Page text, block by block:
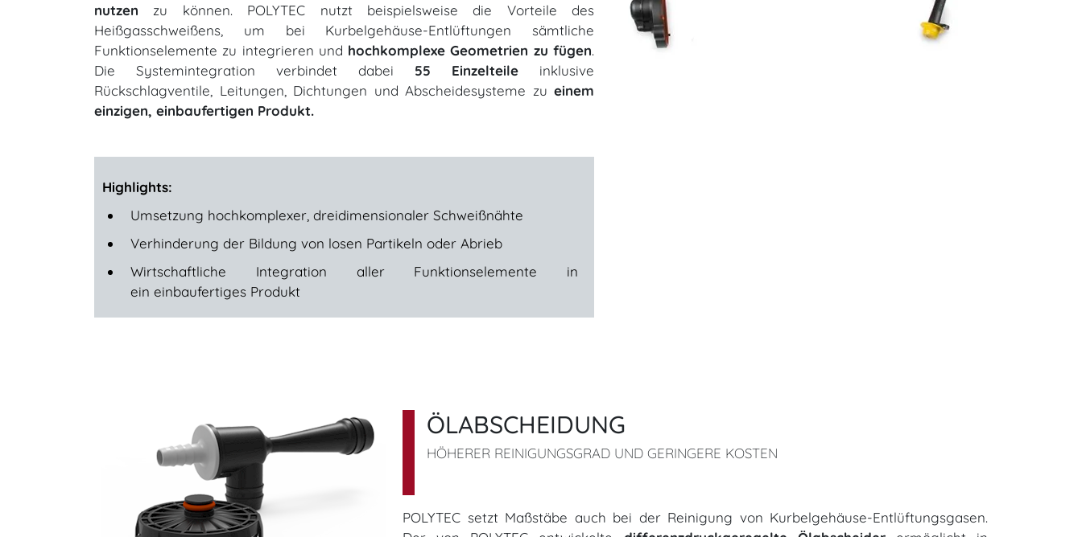
nutzen zu können. POLYTEC nutzt beispielsweise die Vorteile des
Heißgasschweißens, um bei Kurbelgehäuse-Entlüftungen sämtliche
Funktionselemente zu integrieren und hochkomplexe Geometrien zu fügen.
Die Systemintegration verbindet dabei 55 Einzelteile inklusive
Rückschlagventile, Leitungen, Dichtungen und Abscheidesysteme zu einem
einzigen, einbaufertigen Produkt.​​​​​​​
Highlights:
Umsetzung hochkomplexer, dreidimensionaler Schweißnähte
Verhinderung der Bildung von losen Partikeln oder Abrieb
Wirtschaftliche Integration aller Funktionselemente in
ein einbaufertiges Produkt
ÖLABSCHEIDUNG
HÖHERER REINIGUNGSGRAD UND GERINGERE KOSTEN
POLYTEC setzt Maßstäbe auch bei der Reinigung von Kurbelgehäuse-Entlüftungsgasen.